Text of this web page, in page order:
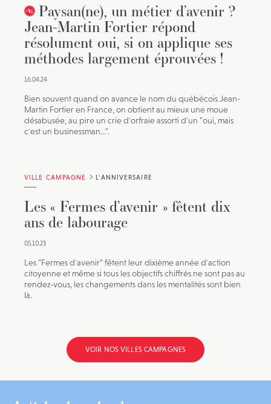
Paysan(ne), un métier d’avenir ?
Jean-Martin Fortier répond
résolument oui, si on applique ses
méthodes largement éprouvées !
16.04.24
Bien souvent quand on avance le nom du québécois Jean-
Martin Fortier en France, on obtient au mieux une moue
désabusée, au pire un crie d'orfraie assorti d'un "oui, mais
c'est un businessman...".
VILLE CAMPAGNE L'ANNIVERSAIRE
Les « Fermes d’avenir » fêtent dix
ans de labourage
05.10.23
Les "Fermes d'avenir" fêtent leur dixième année d'action
citoyenne et même si tous les objectifs chiffrés ne sont pas au
rendez-vous, les changements dans les mentalités sont bien
là.
VOIR NOS VILLES CAMPAGNES